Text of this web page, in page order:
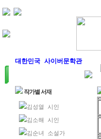
대한민국 사이버문학관
작가별 서재
김성열 시인
김소해 시인
김순녀 소설가